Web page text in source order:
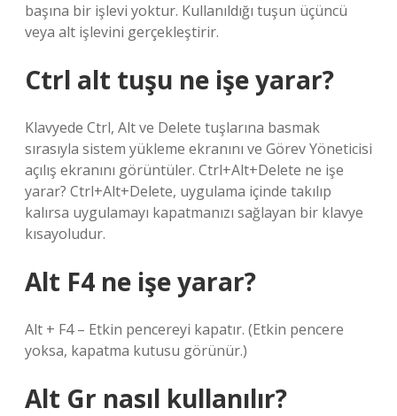
başına bir işlevi yoktur. Kullanıldığı tuşun üçüncü
veya alt işlevini gerçekleştirir.
Ctrl alt tuşu ne işe yarar?
Klavyede Ctrl, Alt ve Delete tuşlarına basmak
sırasıyla sistem yükleme ekranını ve Görev Yöneticisi
açılış ekranını görüntüler. Ctrl+Alt+Delete ne işe
yarar? Ctrl+Alt+Delete, uygulama içinde takılıp
kalırsa uygulamayı kapatmanızı sağlayan bir klavye
kısayoludur.
Alt F4 ne işe yarar?
Alt + F4 – Etkin pencereyi kapatır. (Etkin pencere
yoksa, kapatma kutusu görünür.)
Alt Gr nasıl kullanılır?